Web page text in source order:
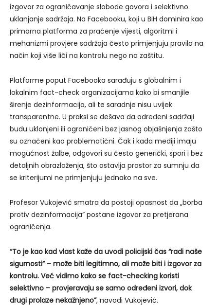
izgovor za ograničavanje slobode govora i selektivno
uklanjanje sadržaja. Na Facebooku, koji u BiH dominira kao
primarna platforma za praćenje vijesti, algoritmi i
mehanizmi provjere sadržaja često primjenjuju pravila na
način koji više liči na kontrolu nego na zaštitu.
Platforme poput Facebooka sarađuju s globalnim i
lokalnim fact-check organizacijama kako bi smanjile
širenje dezinformacija, ali te saradnje nisu uvijek
transparentne. U praksi se dešava da određeni sadržaji
budu uklonjeni ili ograničeni bez jasnog objašnjenja zašto
su označeni kao problematični. Čak i kada mediji imaju
mogućnost žalbe, odgovori su često generički, spori i bez
detaljnih obrazloženja, što ostavlja prostor za sumnju da
se kriterijumi ne primjenjuju jednako na sve.
Profesor Vukojević smatra da postoji opasnost da „borba
protiv dezinformacija” postane izgovor za pretjerana
ograničenja.
“To je kao kad vlast kaže da uvodi policijski čas “radi naše
sigurnosti” – može biti legitimno, ali može biti i izgovor za
kontrolu. Već vidimo kako se fact-checking koristi
selektivno – provjeravaju se samo određeni izvori, dok
drugi prolaze nekažnjeno”, navodi Vukojević.